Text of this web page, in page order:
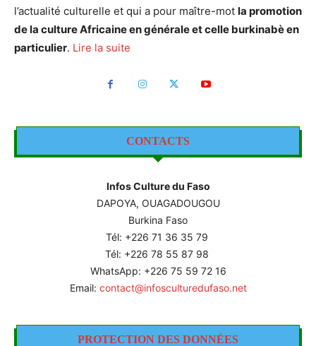
l’actualité culturelle et qui a pour maître-mot la promotion
de la culture Africaine en générale et celle burkinabè en
particulier. Lire la suite
CONTACTS
Infos Culture du Faso
DAPOYA, OUAGADOUGOU
Burkina Faso
Tél: +226 71 36 35 79
Tél: +226 78 55 87 98
WhatsApp: +226 75 59 72 16
Email: contact@infosculturedufaso.net
PROTECTION DES DONNÉES